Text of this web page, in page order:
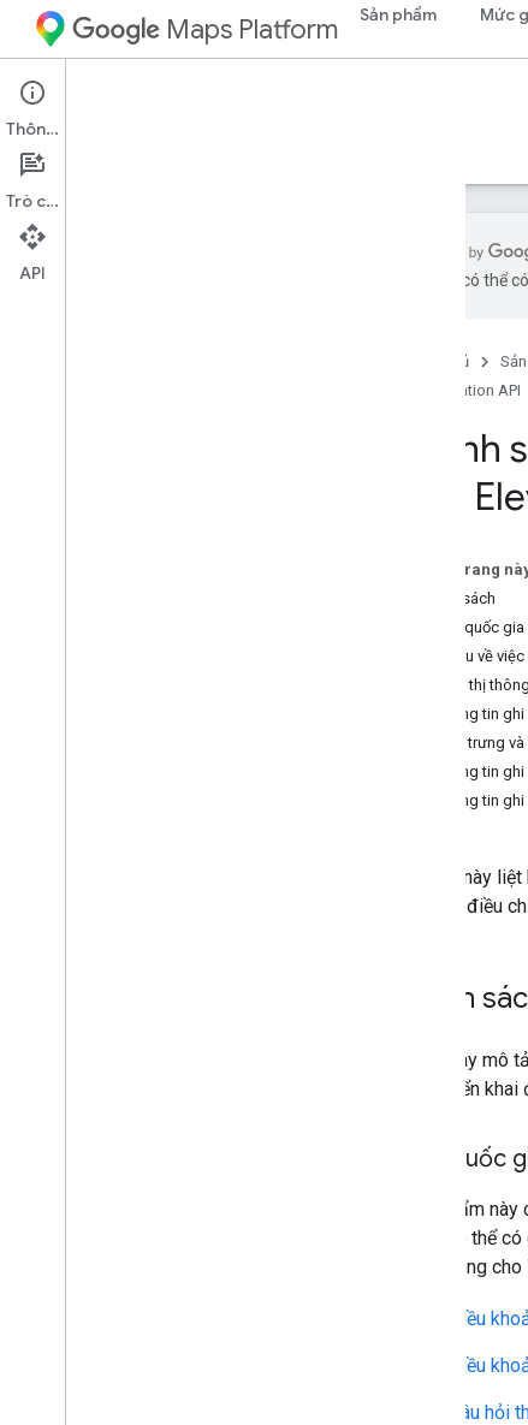
Maps Platform Sản phẩm Mức
Web Services
Hướng dẫn
bằng AI có thể
Trang chủ
Elevation API
cho
Trên trang
Chính sách
Các quốc
Yêu cầu về
Hiển thị
Thông tin
Biểu trưng
Thông tin
Thông tin
Tài liệu này
chịu sự điều
Chính
Phần này mô
cách triển
Các quốc
Sản phẩm
cũng có thể
dành riêng cho
Điều
Điều
Câu hỏi
Thông tin
Trò chuyện
API